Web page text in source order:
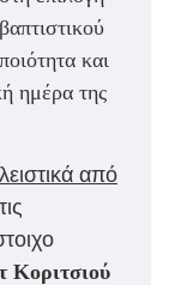
και
ημέρα της
από
Κοριτσιού